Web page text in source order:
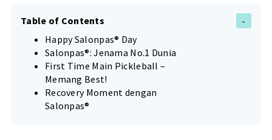
Table of Contents
Happy Salonpas® Day
Salonpas®: Jenama No.1 Dunia
First Time Main Pickleball –
Memang Best!
Recovery Moment dengan
Salonpas®